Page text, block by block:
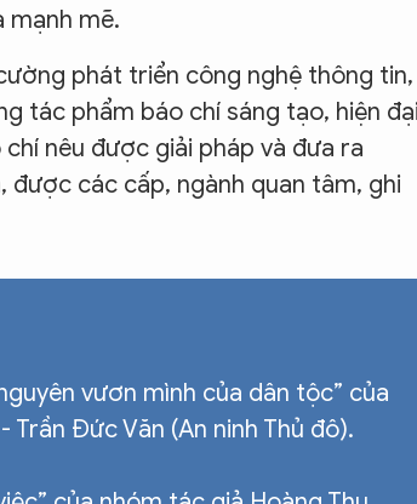
mạnh mẽ.
phát triển công nghệ thông tin,
tác phẩm báo chí sáng tạo, hiện
nêu được giải pháp và đưa ra
được các cấp, ngành quan tâm, ghi
vươn mình của dân tộc” của
Đức Văn (An ninh Thủ đô).